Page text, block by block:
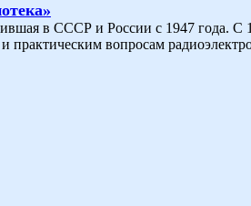
в СССР и России с 1947 года. С
практическим вопросам